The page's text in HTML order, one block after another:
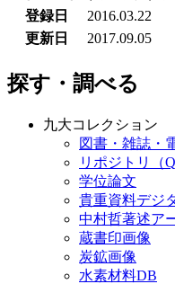
登録日
2016.03.22
更新日
2017.09.05
探す・調べる
九大コレクション
図書・雑誌・
リポジトリ（
学位論文
貴重資料デジ
中村哲著述ア
蔵書印画像
炭鉱画像
水素材料DB